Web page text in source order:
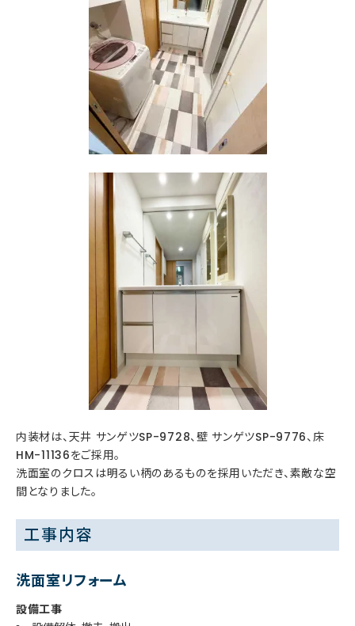
内装材は、天井 サンゲツSP-9728、壁 サンゲツSP-9776、床
HM-11136をご採用。
洗面室のクロスは明るい柄のあるものを採用いただき、素敵な空
間となりました。
工事内容
洗面室リフォーム
設備工事